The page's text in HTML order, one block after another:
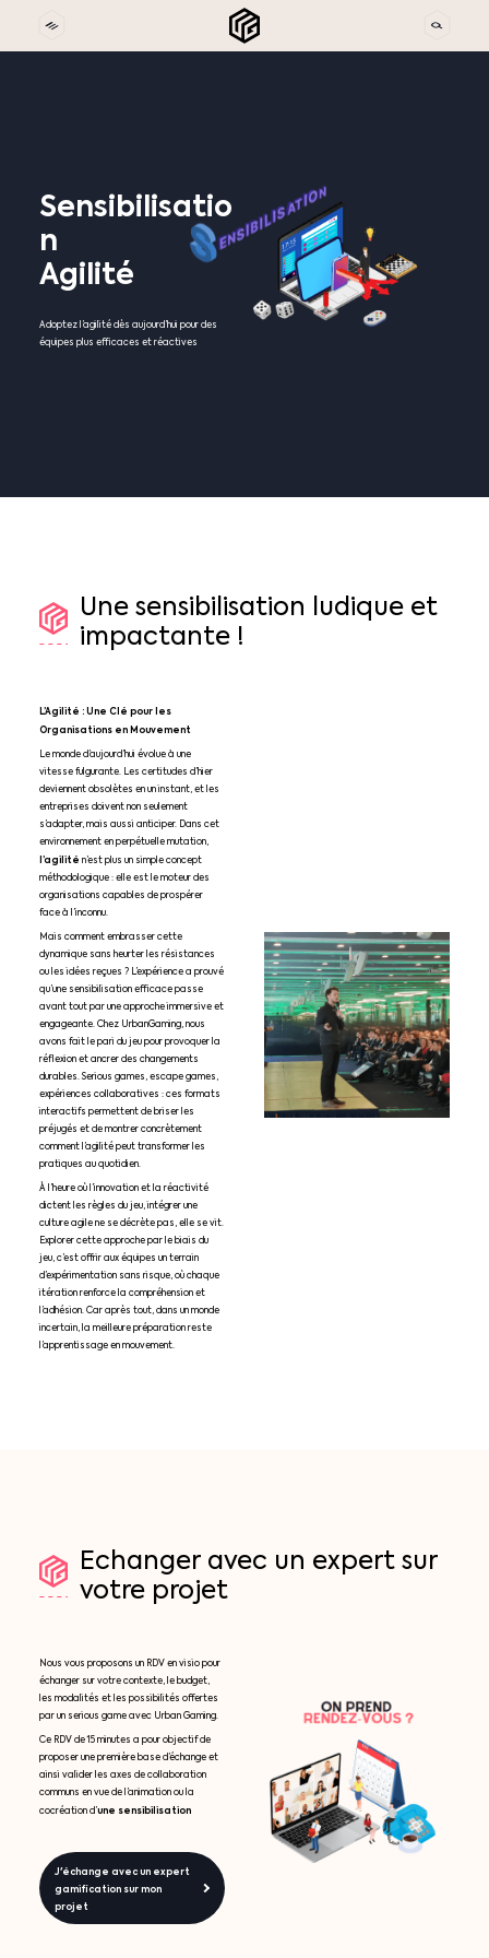
Sensibilisatio
n
Agilité
Adoptez l’agilité dès aujourd’hui pour des
équipes plus efficaces et réactives
Une sensibilisation ludique et
impactante !
L’Agilité : Une Clé pour les
Organisations en Mouvement
Le monde d’aujourd’hui évolue à une
vitesse fulgurante. Les certitudes d’hier
deviennent obsolètes en un instant, et les
entreprises doivent non seulement
s’adapter, mais aussi anticiper. Dans cet
environnement en perpétuelle mutation,
l’agilité n’est plus un simple concept
méthodologique : elle est le moteur des
organisations capables de prospérer
face à l’inconnu.
Mais comment embrasser cette
dynamique sans heurter les résistances
ou les idées reçues ? L’expérience a prouvé
qu’une sensibilisation efficace passe
avant tout par une approche immersive et
engageante. Chez UrbanGaming, nous
avons fait le pari du jeu pour provoquer la
réflexion et ancrer des changements
durables. Serious games, escape games,
expériences collaboratives : ces formats
interactifs permettent de briser les
préjugés et de montrer concrètement
comment l’agilité peut transformer les
pratiques au quotidien.
À l’heure où l’innovation et la réactivité
dictent les règles du jeu, intégrer une
culture agile ne se décrète pas, elle se vit.
Explorer cette approche par le biais du
jeu, c’est offrir aux équipes un terrain
d’expérimentation sans risque, où chaque
itération renforce la compréhension et
l’adhésion. Car après tout, dans un monde
incertain, la meilleure préparation reste
l’apprentissage en mouvement.
Echanger avec un expert sur
votre projet
Nous vous proposons un RDV en visio pour
échanger sur votre contexte, le budget,
les modalités et les possibilités offertes
par un serious game avec Urban Gaming.
Ce RDV de 15 minutes a pour objectif de
proposer une première base d’échange et
ainsi valider les axes de collaboration
communs en vue de l’animation ou la
cocréation d’une sensibilisation
J'échange avec un expert
gamification sur mon
projet